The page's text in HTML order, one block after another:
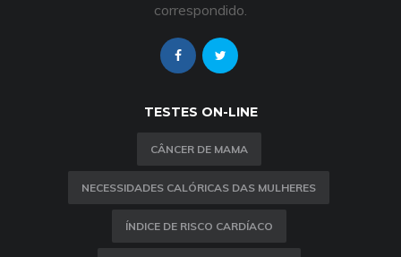
correspondido.
TESTES ON-LINE
CÂNCER DE MAMA
NECESSIDADES CALÓRICAS DAS MULHERES
ÍNDICE DE RISCO CARDÍACO